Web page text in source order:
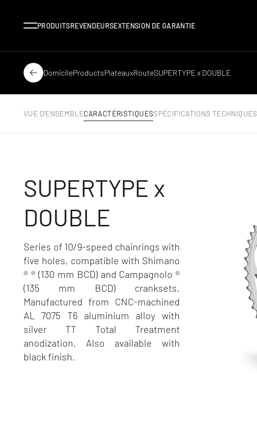
MenuPRODUITSREVENDEURSEXTENSION DE GARANTIE
Dos
DomicileProductsPlateauxRouteSUPERTYPE x DOUBLE
VUE D’ENSEMBLECARACTÉRISTIQUESSPÉCIFICATIONS TECHNIQUES
SUPERTYPE x
DOUBLE
Series of 10/9-speed chainrings with
five holes, compatible with Shimano
® ® (130 mm BCD) and Campagnolo ®
(135 mm BCD) cranksets.
Manufactured from CNC-machined
AL 7075 T6 aluminium alloy with
silver TT Total Treatment
anodization. Also available with
black finish.